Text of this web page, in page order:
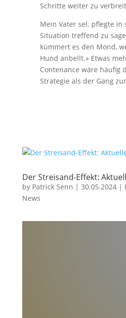
Schritte weiter zu
Mein Vater sel. pflegte in
Situation treffend zu
kümmert es den Mond,
Hund anbellt.» Etwas
Contenance wäre häufig
Strategie als der Gang
Der Streisand-Effekt:
by Patrick Senn | 30.05.2024|
News